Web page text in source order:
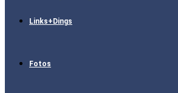
Links+Dings
Fotos